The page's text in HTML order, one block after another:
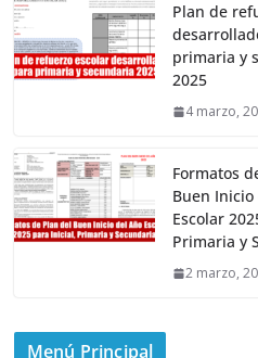
Plan de
primaria y
2025
4 marzo,
Formatos
Buen
Escolar
Primaria y
2 marzo,
Menú Principal